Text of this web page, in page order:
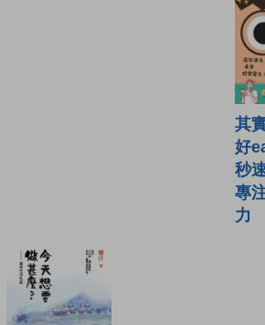
其
好
秒
專
力